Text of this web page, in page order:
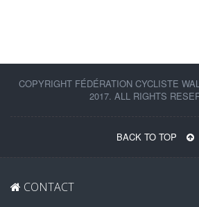
COPYRIGHT FÉDÉRATION CYCLISTE
2017. ALL RIGHTS
BACK TO TOP
CONTACT